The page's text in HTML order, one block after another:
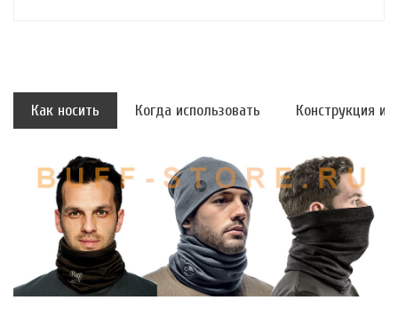
Как носить Когда использовать Конструкция и